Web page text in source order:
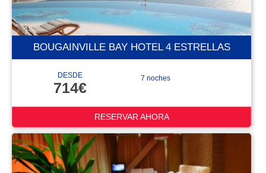
BOUGAINVILLE BAY HOTEL 4 ESTRELLAS
DESDE
714€
7 noches
RESERVAR AHORA